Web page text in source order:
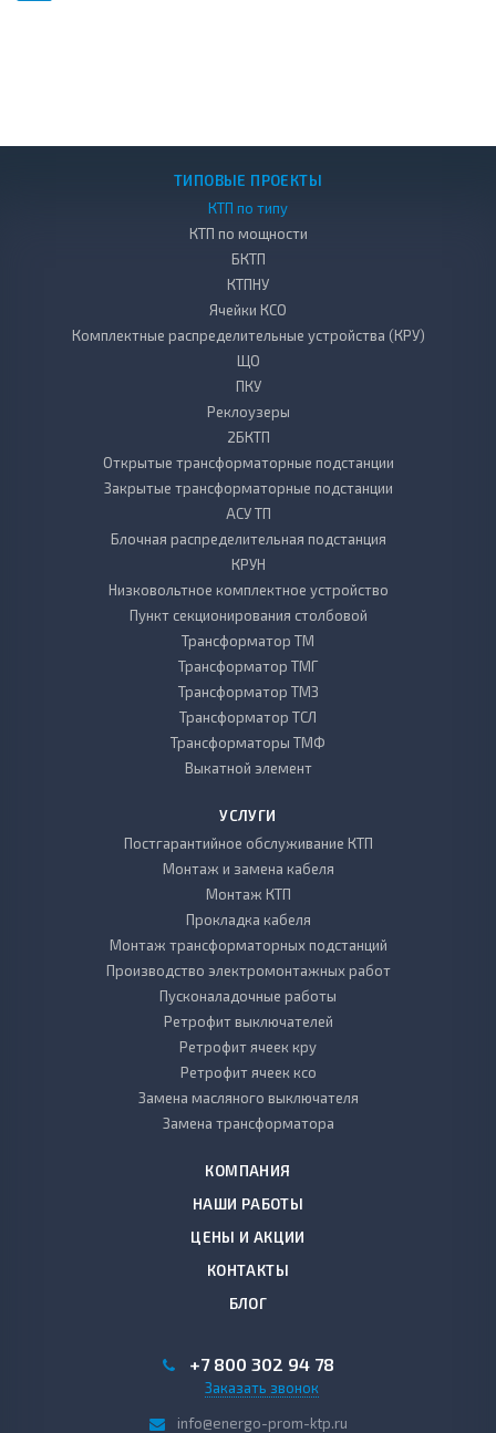
ТИПОВЫЕ ПРОЕКТЫ
КТП по типу
КТП по мощности
БКТП
КТПНУ
Ячейки КСО
Комплектные распределительные устройства (КРУ)
ЩО
ПКУ
Реклоузеры
2БКТП
Открытые трансформаторные подстанции
Закрытые трансформаторные подстанции
АСУ ТП
Блочная распределительная подстанция
КРУН
Низковольтное комплектное устройство
Пункт секционирования столбовой
Трансформатор ТМ
Трансформатор ТМГ
Трансформатор ТМЗ
Трансформатор ТСЛ
Трансформаторы ТМФ
Выкатной элемент
УСЛУГИ
Постгарантийное обслуживание КТП
Монтаж и замена кабеля
Монтаж КТП
Прокладка кабеля
Монтаж трансформаторных подстанций
Производство электромонтажных работ
Пусконаладочные работы
Ретрофит выключателей
Ретрофит ячеек кру
Ретрофит ячеек ксо
Замена масляного выключателя
Замена трансформатора
КОМПАНИЯ
НАШИ РАБОТЫ
ЦЕНЫ И АКЦИИ
КОНТАКТЫ
БЛОГ
+7 800 302 94 78
Заказать звонок
info@energo-prom-ktp.ru